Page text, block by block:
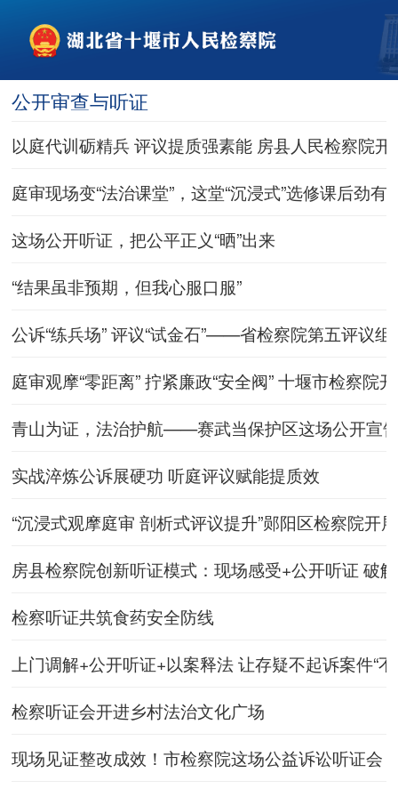
公开审查与听证
以庭代训砺精兵 评议提质强素能 房县人民检察院
庭审现场变“法治课堂”，这堂“沉浸式”选修课后劲有
这场公开听证，把公平正义“晒”出来
“结果虽非预期，但我心服口服”
公诉“练兵场” 评议“试金石”——省检察院第五评议
庭审观摩“零距离” 拧紧廉政“安全阀” 十堰市检察
青山为证，法治护航——赛武当保护区这场公开宣
实战淬炼公诉展硬功 听庭评议赋能提质效
“沉浸式观摩庭审 剖析式评议提升”郧阳区检察院开
房县检察院创新听证模式：现场感受+公开听证 破
检察听证共筑食药安全防线
上门调解+公开听证+以案释法 让存疑不起诉案件“
检察听证会开进乡村法治文化广场
现场见证整改成效！市检察院这场公益诉讼听证会